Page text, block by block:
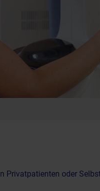
Privatpatienten oder